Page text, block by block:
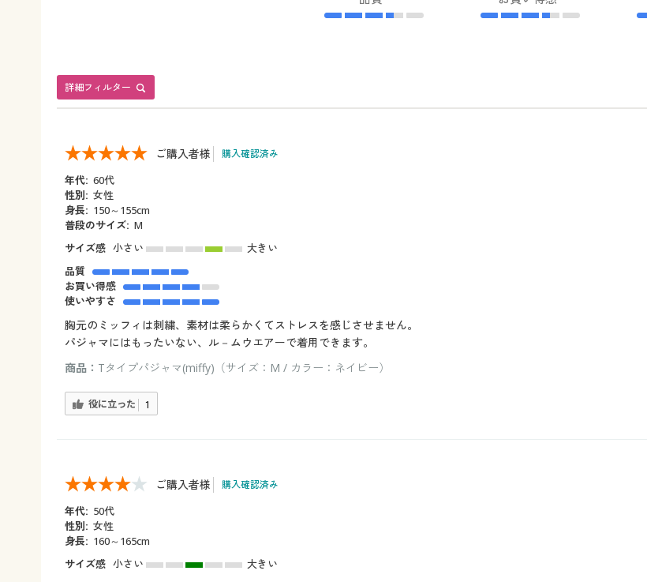
詳細フィルター
ご購入者様 購入確認済み
年代: 60代
性別: 女性
身長: 150～155cm
普段のサイズ: M
サイズ感 小さい
大きい
品質
お買い得感
使いやすさ
胸元のミッフィは刺繍、素材は柔らかくてストレスを感じさせません。
パジャマにはもったいない、ル－ムウエアーで着用できます。
商品： Tタイプパジャマ(miffy)（サイズ：M / カラー：ネイビー）
役に立った 1
ご購入者様 購入確認済み
年代: 50代
性別: 女性
身長: 160～165cm
サイズ感 小さい
大きい